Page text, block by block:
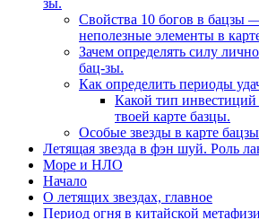
Свойства 10 богов в бацзы
неполезные элементы в
Зачем определять силу
бац-зы.
Как определить периоды
Какой тип
твоей карте базцы.
Особые звезды в карте
Летящая звезда в фэн шуй. Роль
Море и НЛО
Начало
О летящих звездах, главное
Период огня в китайской